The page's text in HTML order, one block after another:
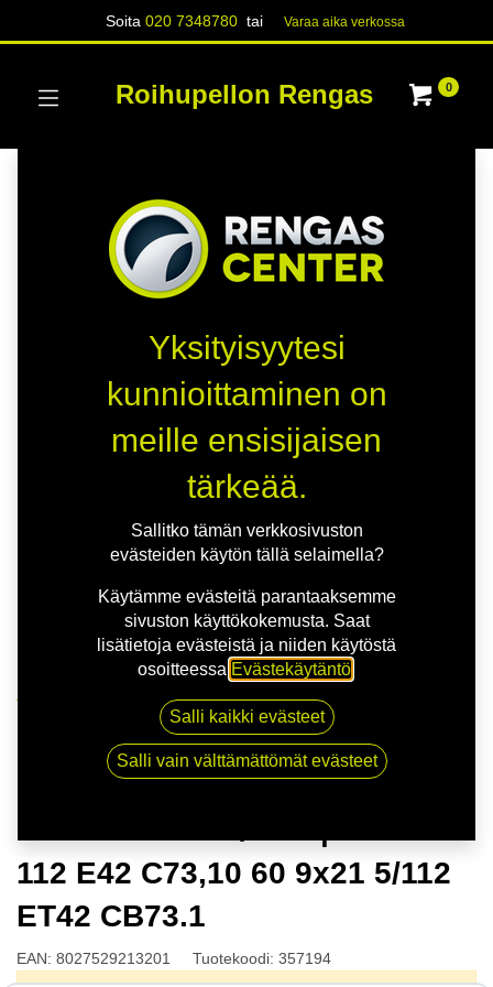
Soita020 7348780 tai Varaa aika verk​​​​ossa
Roihupellon Rengas 0
MSW 51 G.BLK/POL | 9X21 5-112 E42 C73,10 60 9x21
5/112 ET42 CB73.1
112 E42 C73,10 60 9x21 5/112
ET42 CB73.1
EAN: 8027529213201 Tuotekoodi: 357194
Yksityisyytesi
kunnioittaminen on
meille ensisijaisen
tärkeää.
Sallitko tämän verkkosivuston
evästeiden käytön tällä selaimella?
Käytämme evästeitä parantaaksemme
sivuston käyttökokemusta. Saat
lisätietoja evästeistä ja niiden käytöstä
osoitteessa Evästekäytäntö
Salli kaikki evästeet
Salli vain välttämättömät evästeet